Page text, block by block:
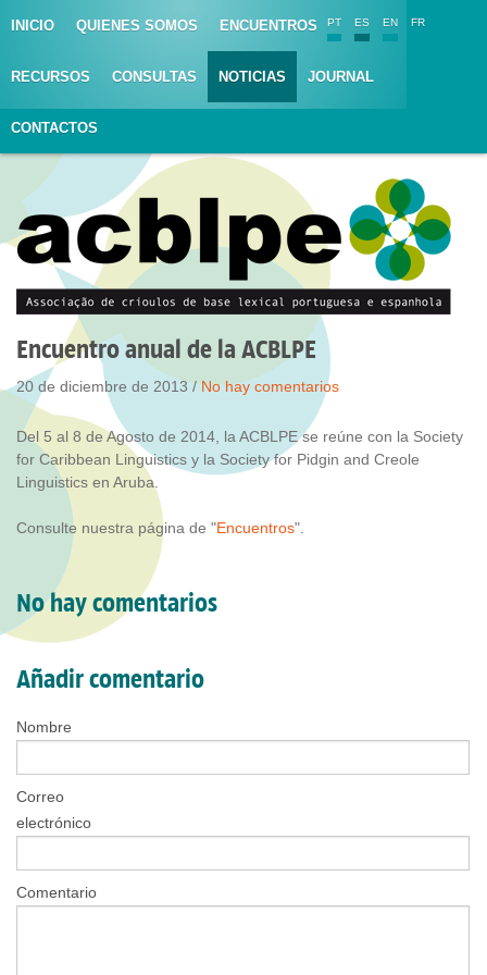
INICIO QUIENES SOMOS ENCUENTROS
RECURSOS CONSULTAS NOTICIAS JOURNAL
CONTACTOS
PT ES EN FR
Encuentro anual de la ACBLPE
20 de diciembre de 2013 /No hay comentarios
Del 5 al 8 de Agosto de 2014, la ACBLPE se reúne con la Society
for Caribbean Linguistics y la Society for Pidgin and Creole
Linguistics en Aruba.
Consulte nuestra página de "Encuentros".
No hay comentarios
Añadir comentario
Nombre
Correo
electrónico
Comentario